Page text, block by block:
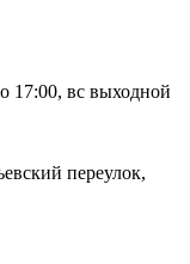
17:00, вс выходной
переулок,